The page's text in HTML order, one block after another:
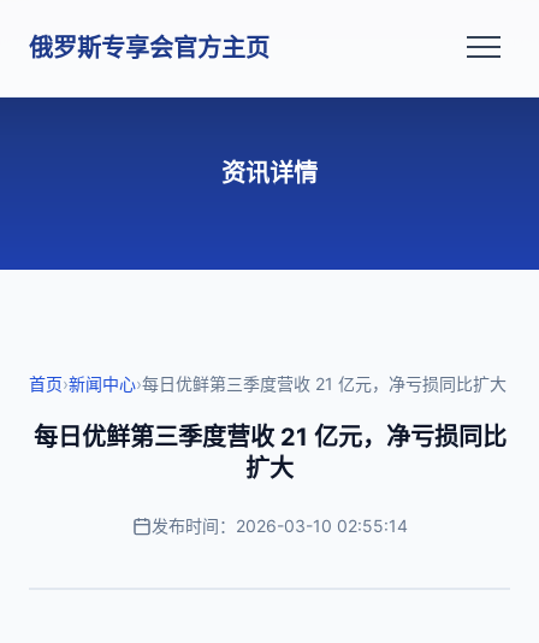
俄罗斯专享会官方主页
资讯详情
首页›新闻中心›每日优鲜第三季度营收 21 亿元，净亏损同比扩大
每日优鲜第三季度营收 21 亿元，净亏损同比
扩大
发布时间：2026-03-10 02:55:14